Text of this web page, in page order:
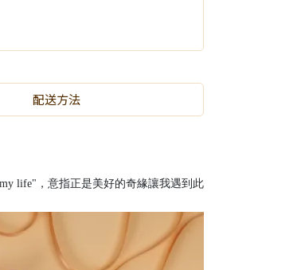
配送方法
life"，意指正是美好的奇緣讓我遇到此